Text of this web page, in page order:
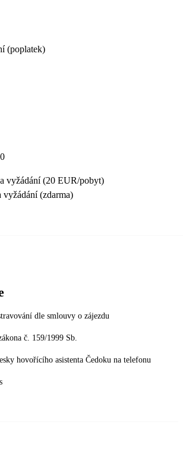
(poplatek)
vyžádání (20 EUR/pobyt)
vyžádání (zdarma)
dle smlouvy o zájezdu
č. 159/1999 Sb.
hovořícího asistenta Čedoku na telefonu